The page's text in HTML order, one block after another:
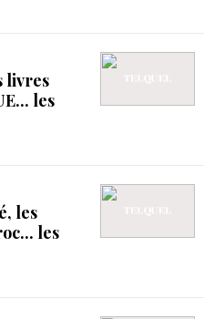
livres
les
les
les